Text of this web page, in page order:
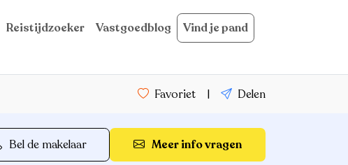
Reistijdzoeker Vastgoedblog Vind je pand
Favoriet | Delen
Bel de makelaar Meer info vragen